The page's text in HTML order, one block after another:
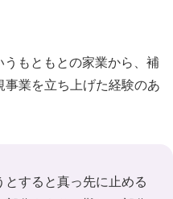
もともとの家業から、補
業を立ち上げた経験のあ
とすると真っ先に止める